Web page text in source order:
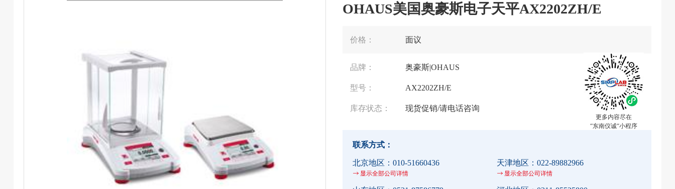
OHAUS美国奥豪斯电子天平AX2202ZH/E
价格： 面议
更多内容尽在
“东南仪诚“小程序
品牌： 奥豪斯|OHAUS
型号： AX2202ZH/E
库存状态： 现货促销/请电话咨询
联系方式：
北京地区： 010-51660436
显示全部公司详情
天津地区：022-89882966
显示全部公司详情